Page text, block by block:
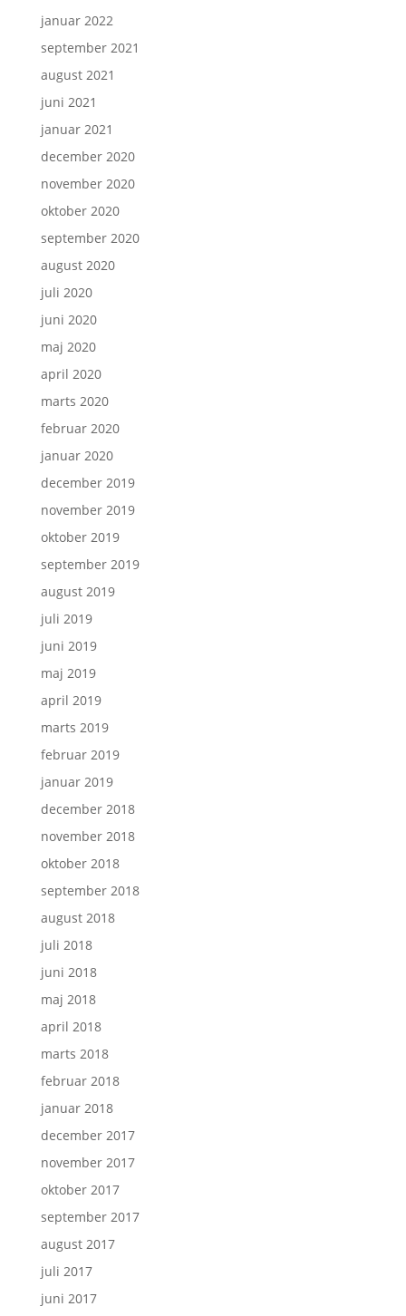
januar 2022
september 2021
august 2021
juni 2021
januar 2021
december 2020
november 2020
oktober 2020
september 2020
august 2020
juli 2020
juni 2020
maj 2020
april 2020
marts 2020
februar 2020
januar 2020
december 2019
november 2019
oktober 2019
september 2019
august 2019
juli 2019
juni 2019
maj 2019
april 2019
marts 2019
februar 2019
januar 2019
december 2018
november 2018
oktober 2018
september 2018
august 2018
juli 2018
juni 2018
maj 2018
april 2018
marts 2018
februar 2018
januar 2018
december 2017
november 2017
oktober 2017
september 2017
august 2017
juli 2017
juni 2017